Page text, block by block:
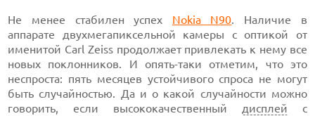
Не менее стабилен успех Nokia N90. Наличие в
аппарате двухмегапиксельной камеры с оптикой от
именитой Carl Zeiss продолжает привлекать к нему все
новых поклонников. И опять-таки отметим, что это
неспроста: пять месяцев устойчивого спроса не могут
быть случайностью. Да и о какой случайности можно
говорить, если высококачественный дисплей с